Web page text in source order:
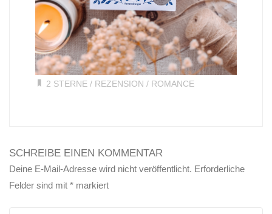
2 STERNE/ REZENSION / ROMANCE
SCHREIBE EINEN KOMMENTAR
Deine E-Mail-Adresse wird nicht veröffentlicht. Erforderliche
Felder sind mit* markiert